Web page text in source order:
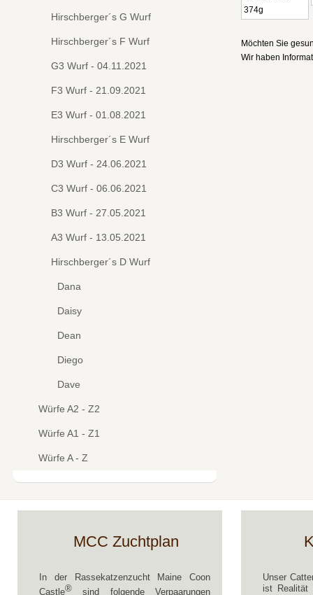
Möchten Sie
Wir haben
Hirschberger´s G Wurf
Hirschberger´s F Wurf
G3 Wurf - 04.11.2021
F3 Wurf - 21.09.2021
E3 Wurf - 01.08.2021
Hirschberger´s E Wurf
D3 Wurf - 24.06.2021
C3 Wurf - 06.06.2021
B3 Wurf - 27.05.2021
A3 Wurf - 13.05.2021
Hirschberger´s D Wurf
Dana
Daisy
Dean
Diego
Dave
Würfe A2 - Z2
Würfe A1 - Z1
Würfe A - Z
MCC Zuchtplan
In der Rassekatzenzucht Maine Coon
Castle® sind folgende Verpaarungen
Unser
ist Realität